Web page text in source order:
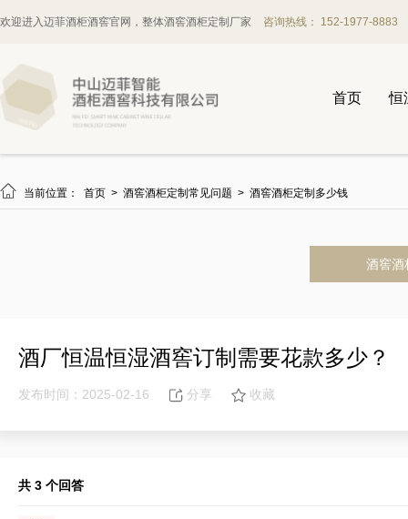
欢迎进入迈菲酒柜酒窖官网，整体酒窖酒柜定制厂家 咨询热线： 152-1977-8883
首页 恒
 当前位置： 首页 > 酒窖酒柜定制常见问题 > 酒窖酒柜定制多少钱
酒窖酒
酒厂恒温恒湿酒窖订制需要花款多少？
发布时间：2025-02-16 分享 收藏
共 3 个回答